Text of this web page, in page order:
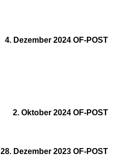
4. Dezember 2024 OF-POST
2. Oktober 2024 OF-POST
28. Dezember 2023 OF-POST